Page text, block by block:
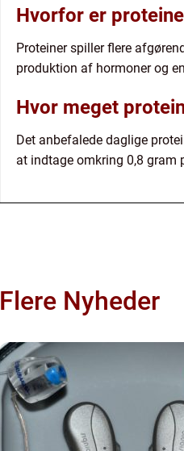
Hvorfor er
Proteiner spiller flere
produktion af hormoner og
Hvor meget
Det anbefalede daglige
at indtage omkring 0,8
Flere Nyheder